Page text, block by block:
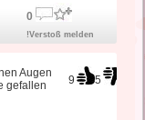
0
!Verstoß melden
9 5
Augen
gefallen